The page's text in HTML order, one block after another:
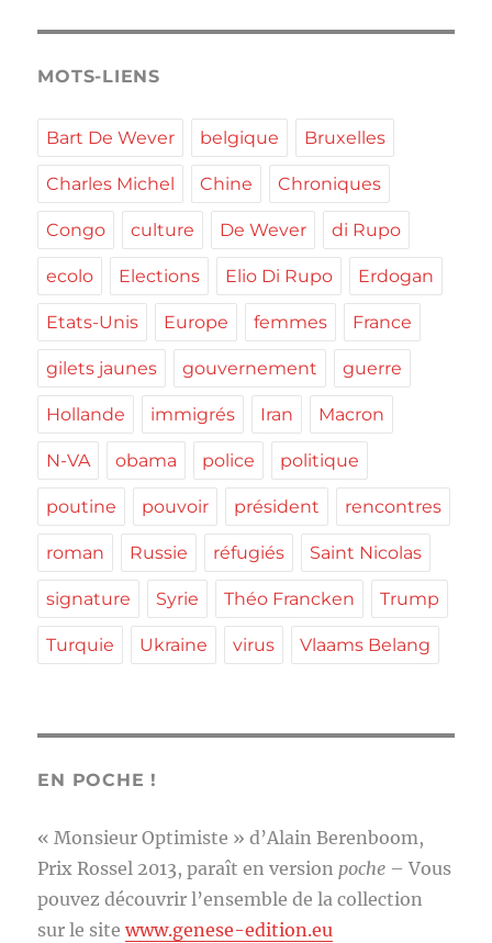
MOTS-LIENS
Bart De Wever belgique Bruxelles
Charles Michel Chine Chroniques
Congo culture De Wever di Rupo
ecolo Elections Elio Di Rupo Erdogan
Etats-Unis Europe femmes France
gilets jaunes gouvernement guerre
Hollande immigrés Iran Macron
N-VA obama police politique
poutine pouvoir président rencontres
roman Russie réfugiés Saint Nicolas
signature Syrie Théo Francken Trump
Turquie Ukraine virus Vlaams Belang
EN POCHE !
« Monsieur Optimiste » d’Alain Berenboom,
Prix Rossel 2013, paraît en version poche – Vous
pouvez découvrir l’ensemble de la collection
sur le sitewww.genese-edition.eu